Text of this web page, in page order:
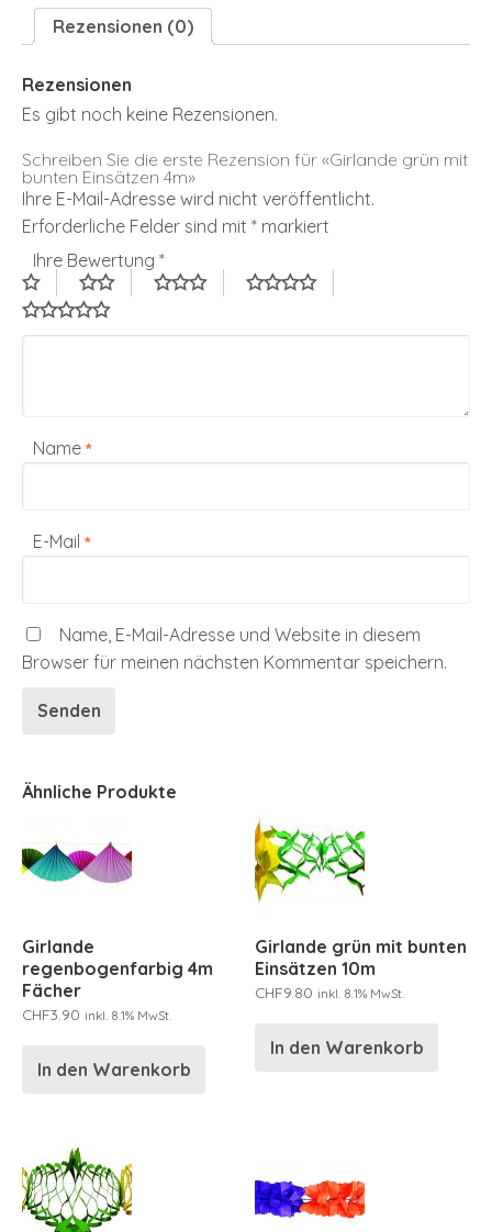
Rezensionen (0)
Rezensionen
Es gibt noch keine Rezensionen.
Schreiben Sie die erste Rezension für «Girlande grün mit
bunten Einsätzen 4m»
Ihre E-Mail-Adresse wird nicht veröffentlicht.
Erforderliche Felder sind mit * markiert
Ihre Bewertung *
Name *
E-Mail *
Name, E-Mail-Adresse und Website in diesem
Browser für meinen nächsten Kommentar speichern.
Ähnliche Produkte
Girlande
regenbogenfarbig 4m
Fächer
CHF3.90 inkl. 8.1% MwSt.
In den Warenkorb
Girlande grün mit bunten
Einsätzen 10m
CHF9.80 inkl. 8.1% MwSt.
In den Warenkorb